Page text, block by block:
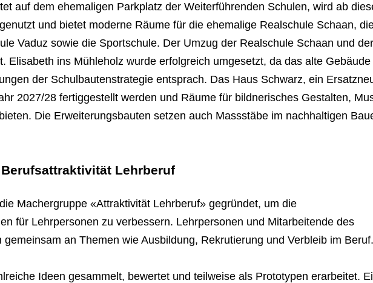
auf dem ehemaligen Parkplatz der Weiterführenden Schulen, wird ab
und bietet moderne Räume für die ehemalige Realschule Schaan,
Vaduz sowie die Sportschule. Der Umzug der Realschule Schaan und der
Elisabeth ins Mühleholz wurde erfolgreich umgesetzt, da das alte
der Schulbautenstrategie entsprach. Das Haus Schwarz, ein
2027/28 fertiggestellt werden und Räume für bildnerisches Gestalten,
Die Erweiterungsbauten setzen auch Massstäbe im nachhaltigen
Lehrberuf
Machergruppe «Attraktivität Lehrberuf» gegründet, um die
für Lehrpersonen zu verbessern. Lehrpersonen und Mitarbeitende des
gemeinsam an Themen wie Ausbildung, Rekrutierung und Verbleib im Beruf.
Ideen gesammelt, bewertet und teilweise als Prototypen erarbeitet.